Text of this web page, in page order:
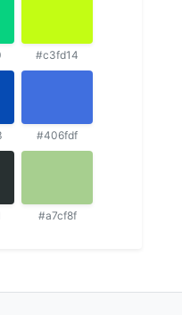
#c3fd14
#406fdf
#a7cf8f